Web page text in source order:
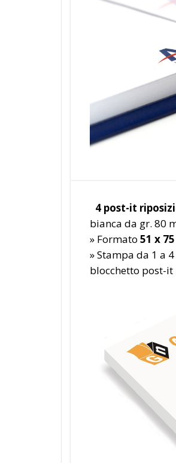
4 post-it
bianca da gr. 80
» Formato 51 x
» Stampa da 1 a
blocchetto post-it